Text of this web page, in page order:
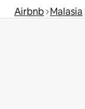
Airbnb Malasia